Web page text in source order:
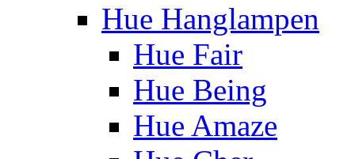
Hue Hanglampen
Hue Fair
Hue Being
Hue Amaze